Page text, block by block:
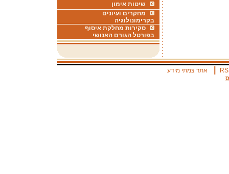
שיטות אימון
מחקרים ועיונים
בקרימונולוגיה
סקירות מחלקת איסוף
בפורטל הגורם האנושי
אתר צמתי מידע